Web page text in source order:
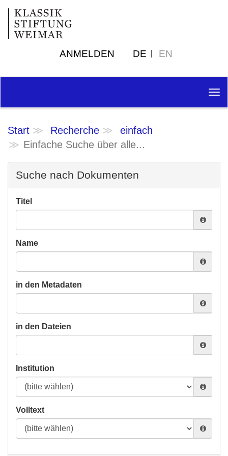
ANMELDEN DE EN
Start Recherche
einfach
Einfache Suche über alle...
Suche nach Dokumenten
Titel
Name
in den Metadaten
in den Dateien
Institution
Volltext